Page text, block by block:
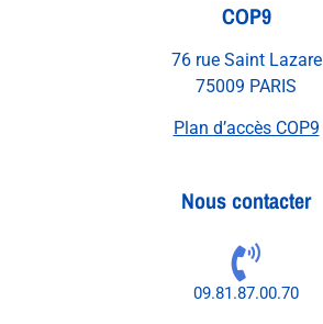
COP9
76 rue Saint Lazare
75009 PARIS
Plan d’accès COP9
Nous contacter
09.81.87.00.70